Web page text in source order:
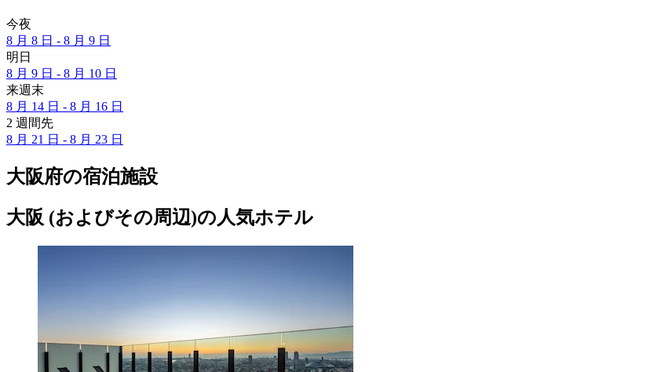
今夜
8 月 8 日 - 8 月 9 日
明日
8 月 9 日 - 8 月 10 日
来週末
8 月 14 日 - 8 月 16 日
2 週間先
8 月 21 日 - 8 月 23 日
大阪府の宿泊施設
大阪 (およびその周辺)の人気ホテル